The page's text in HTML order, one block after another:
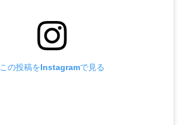
この投稿をInstagramで見る